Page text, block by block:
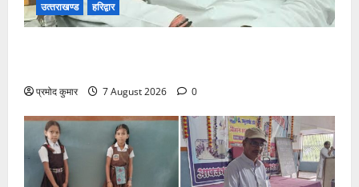
उत्‍तराखण्‍ड हरिद्वार
प्रमोद कुमार 7 August 2026 0